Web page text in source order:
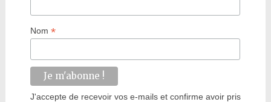
Nom*
J'accepte de recevoir vos e-mails et confirme avoir pris